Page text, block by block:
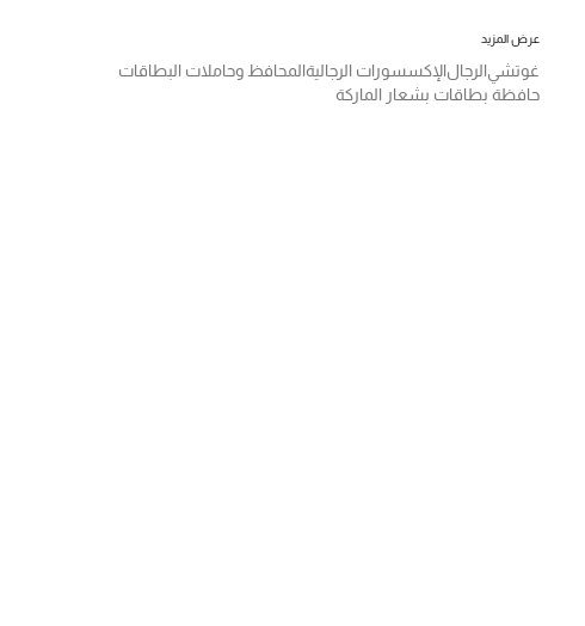
عرض المزيد
غوتشيالرجالالإكسسورات الرجاليةالمحافظ وحاملات البطاقات
حافظة بطاقات بشعار الماركة